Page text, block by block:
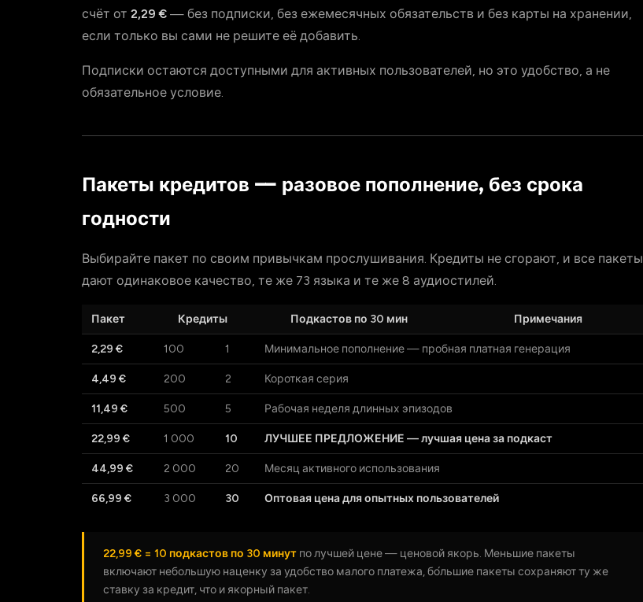
счёт от 2,29 € — без подписки, без ежемесячных обязательств и без карты на хранении,
если только вы сами не решите её добавить.
Подписки остаются доступными для активных пользователей, но это удобство, а не
обязательное условие.
Пакеты кредитов — разовое пополнение, без срока
годности
Выбирайте пакет по своим привычкам прослушивания. Кредиты не сгорают, и все пакеты
дают одинаковое качество, те же 73 языка и те же 8 аудиостилей.
Пакет Кредиты Подкастов по 30 мин Примечания
2,29 € 100 1 Минимальное пополнение — пробная платная генерация
4,49 € 200 2 Короткая серия
11,49 € 500 5 Рабочая неделя длинных эпизодов
22,99 € 1 000 10 ЛУЧШЕЕ ПРЕДЛОЖЕНИЕ — лучшая цена за подкаст
44,99 € 2 000 20 Месяц активного использования
66,99 € 3 000 30 Оптовая цена для опытных пользователей
22,99 € = 10 подкастов по 30 минут по лучшей цене — ценовой якорь. Меньшие пакеты
включают небольшую наценку за удобство малого платежа, бо́льшие пакеты сохраняют ту же
ставку за кредит, что и якорный пакет.